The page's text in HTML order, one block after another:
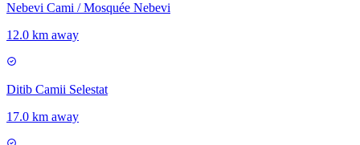
Nebevi Cami / Mosquée Nebevi
12.0 km away
Ditib Camii Selestat
17.0 km away